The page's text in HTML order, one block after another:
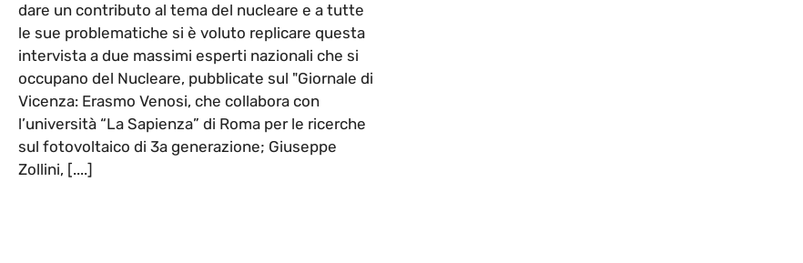
dare un contributo al tema del nucleare e a tutte
le sue problematiche si è voluto replicare questa
intervista a due massimi esperti nazionali che si
occupano del Nucleare, pubblicate sul "Giornale di
Vicenza: Erasmo Venosi, che collabora con
l’università “La Sapienza” di Roma per le ricerche
sul fotovoltaico di 3a generazione; Giuseppe
Zollini, [....]